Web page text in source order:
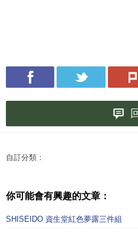
自訂分類：
你可能會有興趣的文章：
SHISEIDO 資生堂紅色夢露三件組